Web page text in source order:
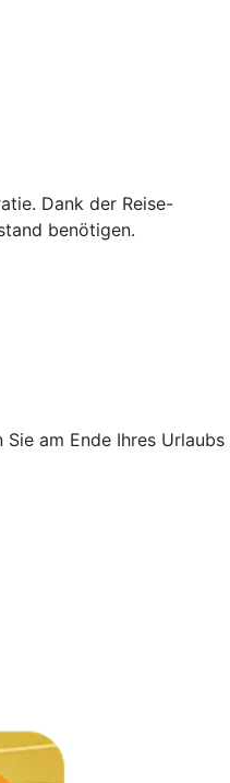
Dank der Reise-
benötigen.
am Ende Ihres Urlaubs